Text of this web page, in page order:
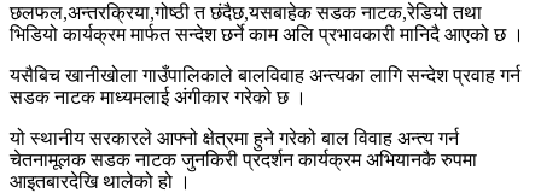
छलफल,अन्तरक्रिया,गोष्ठी त छंदैछ,यसबाहेक सडक नाटक,रेडियो तथा
भिडियो कार्यक्रम मार्फत सन्देश छर्ने काम अलि प्रभावकारी मानिदै आएको छ ।
यसैबिच खानीखोला गाउँपालिकाले बालविवाह अन्त्यका लागि सन्देश प्रवाह गर्न
सडक नाटक माध्यमलाई अंगीकार गरेको छ ।
यो स्थानीय सरकारले आफ्नो क्षेत्रमा हुने गरेको बाल विवाह अन्त्य गर्न
चेतनामूलक सडक नाटक जुनकिरी प्रदर्शन कार्यक्रम अभियानकै रुपमा
आइतबारदेखि थालेको हो ।